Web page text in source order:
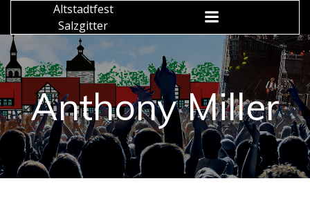
Altstadtfest
Salzgitter
Anthony Miller